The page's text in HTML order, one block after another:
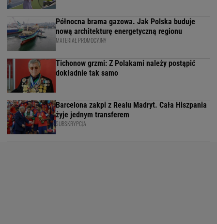
Północna brama gazowa. Jak Polska buduje
nową architekturę energetyczną regionu
MATERIAŁ PROMOCYJNY
Tichonow grzmi: Z Polakami należy postąpić
dokładnie tak samo
Barcelona zakpi z Realu Madryt. Cała Hiszpania
żyje jednym transferem
SUBSKRYPCJA